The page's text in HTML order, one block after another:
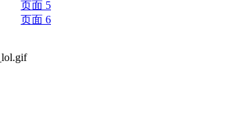
页面 5
页面 6